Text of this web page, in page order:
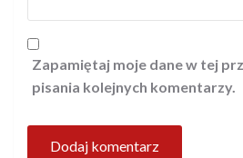
Zapamiętaj moje dane w tej
pisania kolejnych komentarzy.